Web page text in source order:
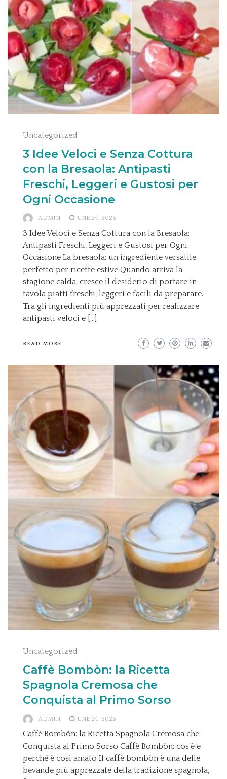
Uncategorized
3 Idee Veloci e Senza Cottura
con la Bresaola: Antipasti
Freschi, Leggeri e Gustosi per
Ogni Occasione
ADMIN JUNE 24, 2026
3 Idee Veloci e Senza Cottura con la Bresaola:
Antipasti Freschi, Leggeri e Gustosi per Ogni
Occasione La bresaola: un ingrediente versatile
perfetto per ricette estive Quando arriva la
stagione calda, cresce il desiderio di portare in
tavola piatti freschi, leggeri e facili da preparare.
Tra gli ingredienti più apprezzati per realizzare
antipasti veloci e […]
READ MORE
Uncategorized
Caffè Bombòn: la Ricetta
Spagnola Cremosa che
Conquista al Primo Sorso
ADMIN JUNE 24, 2026
Caffè Bombòn: la Ricetta Spagnola Cremosa che
Conquista al Primo Sorso Caffè Bombòn: cos’è e
perché è così amato Il caffè bombòn è una delle
bevande più apprezzate della tradizione spagnola,